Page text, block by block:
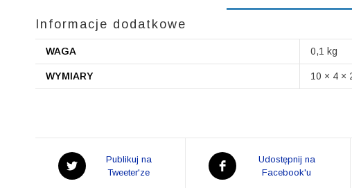
Informacje dodatkowe
WAGA 0,1 kg
WYMIARY 10 × 4 ×
Opens
in
Publikuj na
Tweeter'ze
Opens
in
Udostępnij na
Facebook'u